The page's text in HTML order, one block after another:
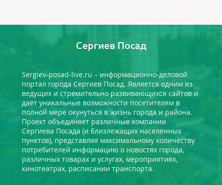
Сергиев Посад
Sergiev-posad-live.ru – информационно-деловой
портал города Сергиев Посад. Является одним из
ведущих и стремительно развивающихся сайтов и
даёт уникальные возможности посетителям в
полной мере окунуться в жизнь города и района.
Проект объединяет различные компании
Сергиева Посада (и близлежащих населенных
пунктов), представляя максимальному количеству
потребителей информацию о новостях города,
различных товарах и услугах, мероприятиях,
кинотеатрах, расписании транспорта.